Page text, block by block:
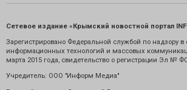
Сетевое издание «Крымский новостной портал
Зарегистрировано Федеральной службой по надзору в
информационных технологий и массовых
марта 2015 года, свидетельство о регистрации Эл №
Учредитель: ООО "Информ Медиа"